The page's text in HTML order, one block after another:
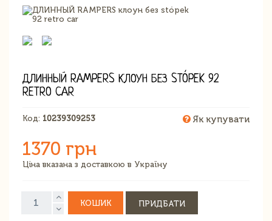
ДЛИННЫЙ RAMPERS КЛОУН БЕЗ STÓPEK 92
RETRO CAR
Код: 10239309253 Як купувати
1370 грн
Ціна вказана з доставкою в Україну
КОШИК ПРИДБАТИ